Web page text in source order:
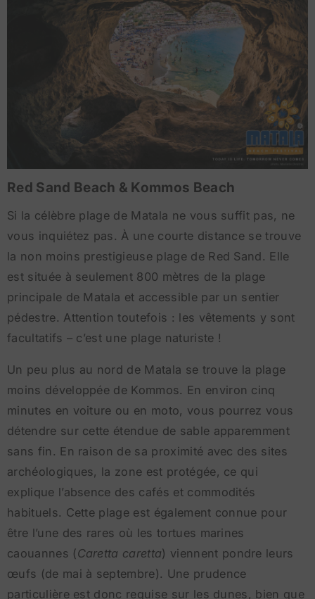
Red Sand Beach & Kommos Beach
Si la célèbre plage de Matala ne vous suffit pas, ne
vous inquiétez pas. À une courte distance se trouve
la non moins prestigieuse plage de Red Sand. Elle
est située à seulement 800 mètres de la plage
principale de Matala et accessible par un sentier
pédestre. Attention toutefois : les vêtements y sont
facultatifs – c’est une plage naturiste !
Un peu plus au nord de Matala se trouve la plage
moins développée de Kommos. En environ cinq
minutes en voiture ou en moto, vous pourrez vous
détendre sur cette étendue de sable apparemment
sans fin. En raison de sa proximité avec des sites
archéologiques, la zone est protégée, ce qui
explique l’absence des cafés et commodités
habituels. Cette plage est également connue pour
être l’une des rares où les tortues marines
caouannes (Caretta caretta) viennent pondre leurs
œufs (de mai à septembre). Une prudence
particulière est donc requise sur les dunes, bien que